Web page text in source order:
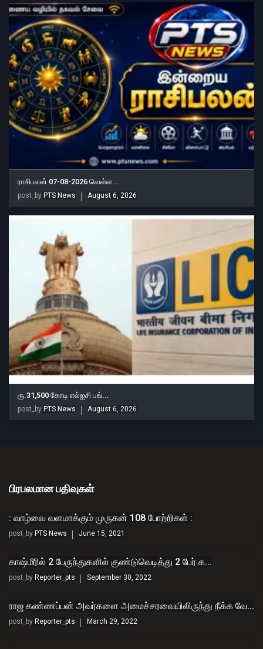
ராசிபலன் 07-08-2026 வெள்ள...
post_by PTS News August 6, 2026
ரூ.31,500 கோடி எல்ஐசி பங்...
post_by PTS News August 6, 2026
பிரபலமான பதிவுகள்
: வாழ்வை வளமாக்கும் முருகன் 108 போற்றிகள் :
post_by PTS News June 15, 2021
காஷ்மீரில் 2 பேருந்துகளில் குண்டுவெடித்து 2 பேர் க...
post_by Reporter_pts September 30, 2022
ராஜ கண்ணப்பன் அவர்களை அமைச்சரவையிலிருந்து நீக்க வே...
post_by Reporter_pts March 29, 2022